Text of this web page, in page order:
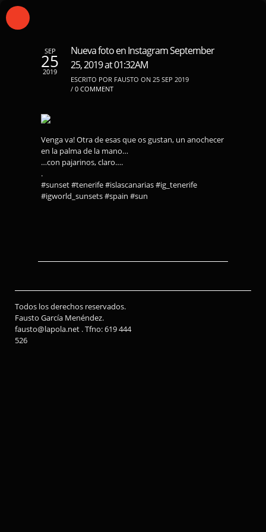
SEP
25
2019
Nueva foto en Instagram September
25, 2019 at 01:32AM
ESCRITO POR FAUSTO ON 25 SEP 2019
/ 0 COMMENT
Venga va! Otra de esas que os gustan, un anochecer
en la palma de la mano…
…con pajarinos, claro….
.
#sunset #tenerife #islascanarias #ig_tenerife
#igworld_sunsets #spain #sun
Todos los derechos reservados.
Fausto García Menéndez.
fausto@lapola.net . Tfno: 619 444
526